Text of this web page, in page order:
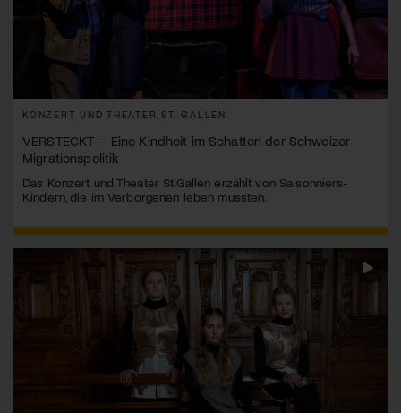
KONZERT UND THEATER ST. GALLEN
VERSTECKT – Eine Kindheit im Schatten der Schweizer
Migrationspolitik
Das Konzert und Theater St.Gallen erzählt von Saisonniers-
Kindern, die im Verborgenen leben mussten.